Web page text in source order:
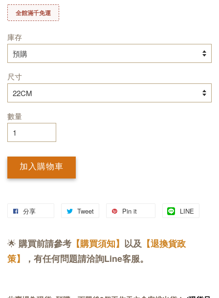
全館滿千免運
庫存
尺寸
數量
加入購物車
分享 Tweet Pin it LINE
🌟 購買前請參考 【購買須知】 以及 【退換貨政
策】
，有任何問題請洽詢Line客服。